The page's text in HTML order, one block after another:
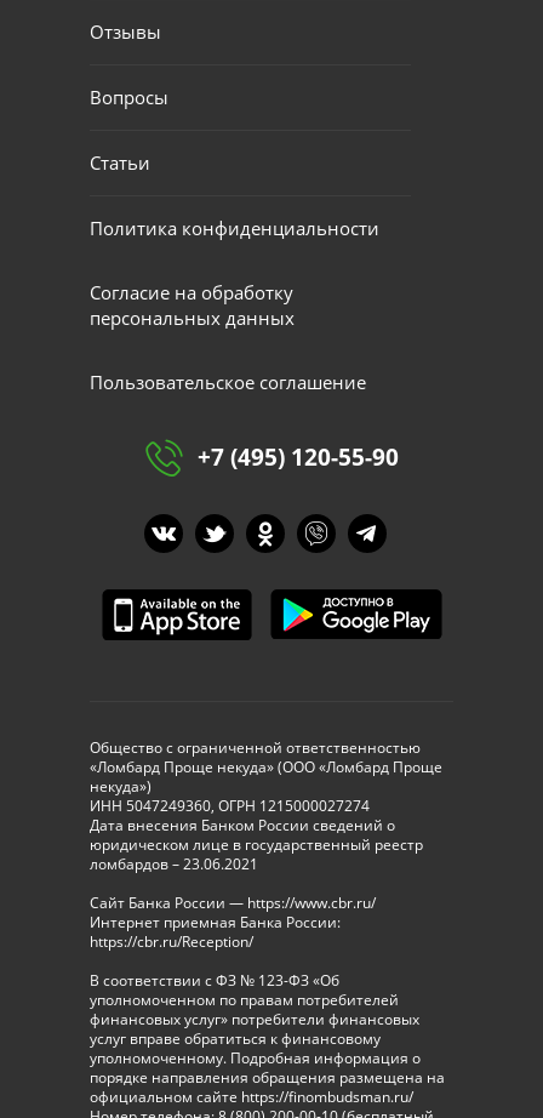
Отзывы
Вопросы
Статьи
Политика конфиденциальности
Согласие на обработку
персональных данных
Пользовательское соглашение
+7 (495) 120-55-90
Общество с ограниченной ответственностью
«Ломбард Проще некуда» (ООО «Ломбард Проще
некуда»)
ИНН 5047249360, ОГРН 1215000027274
Дата внесения Банком России сведений о
юридическом лице в государственный реестр
ломбардов – 23.06.2021
Сайт Банка России — https://www.cbr.ru/
Интернет приемная Банка России:
https://cbr.ru/Reception/
В соответствии с ФЗ № 123-ФЗ «Об
уполномоченном по правам потребителей
финансовых услуг» потребители финансовых
услуг вправе обратиться к финансовому
уполномоченному. Подробная информация о
порядке направления обращения размещена на
официальном сайте https://finombudsman.ru/